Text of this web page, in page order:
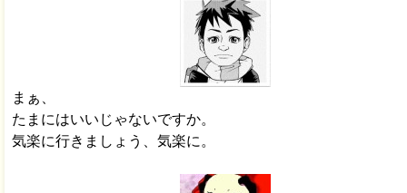
まぁ、
たまにはいいじゃないですか。
気楽に行きましょう、気楽に。